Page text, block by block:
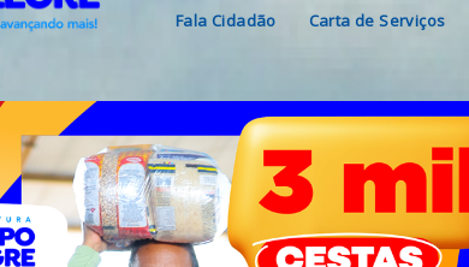
Fala Cidadão Carta de Serviços